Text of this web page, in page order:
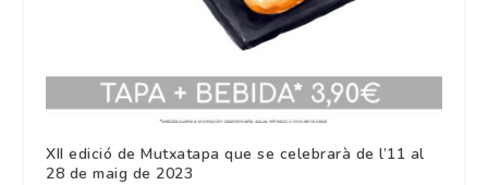
XII edició de Mutxatapa que se celebrarà de l’11 al
28 de maig de 2023